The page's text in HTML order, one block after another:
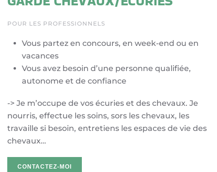
POUR LES PROFESSIONNELS
Vous partez en concours, en week-end ou en
vacances
Vous avez besoin d’une personne qualifiée,
autonome et de confiance
-> Je m’occupe de vos écuries et des chevaux. Je
nourris, effectue les soins, sors les chevaux, les
travaille si besoin, entretiens les espaces de vie des
chevaux…
CONTACTEZ-MOI